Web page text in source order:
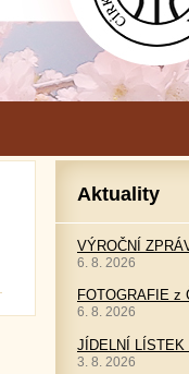
Aktuality
VÝROČNÍ
6. 8. 2026
FOTOGRAFIE z
6. 8. 2026
JÍDELNÍ LÍSTEK
3. 8. 2026